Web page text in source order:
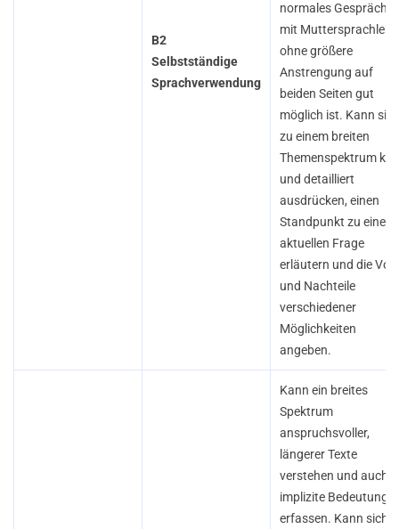
B2
Selbstständige
Sprachverwendung
normales Gespräch
mit Muttersprachlern
ohne größere
Anstrengung auf
beiden Seiten gut
möglich ist. Kann sich
zu einem breiten
Themenspektrum klar
und detailliert
ausdrücken, einen
Standpunkt zu einer
aktuellen Frage
erläutern und die Vor-
und Nachteile
verschiedener
Möglichkeiten
angeben.
Kann ein breites
Spektrum
anspruchsvoller,
längerer Texte
verstehen und auch
implizite
erfassen. Kann sich